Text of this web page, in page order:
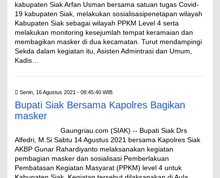
kabupaten Siak Arfan Usman bersama satuan tugas Covid-
19 kabupaten Siak, melakukan sosialisasipenetapan wilayah
Kabupaten Siak sebagai wilayah PPKM Level 4 serta
melakukan monitoring kesejumlah tempat keramaian dan
membagikan masker di dua kecamatan. Turut mendampingi
Sekda dalam kegiatan itu, Asisten Admintrasi dan Umum,
Kadis…
Senin, 16 Agustus 2021 - 08:45:40 WIB
Bupati Siak Bersama Kapolres Bagikan
masker
Gaungriau.com (SIAK) -- Bupati Siak Drs
Alfedri, M.Si Sabtu 14 Agustus 2021 bersama Kapolres Siak
AKBP Gunar Rahardiyanto melaksanakan kegiatan
pembagian masker dan sosialisasi Pemberlakuan
Pembatasan Kegiatan Masyarat (PPKM) level 4 untuk